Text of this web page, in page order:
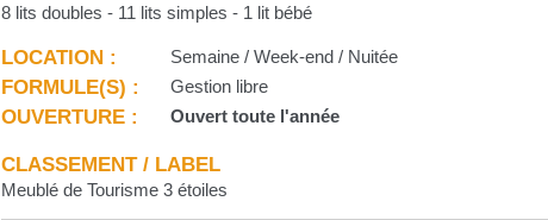
8 lits doubles - 11 lits simples - 1 lit bébé
LOCATION : Semaine / Week-end / Nuitée
FORMULE(S) : Gestion libre
OUVERTURE : Ouvert toute l'année
CLASSEMENT / LABEL
Meublé de Tourisme 3 étoiles